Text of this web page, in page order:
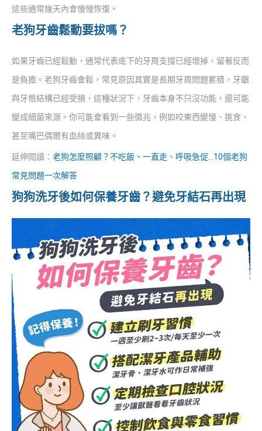
這些通常幾天內會慢慢恢復。
老狗牙齒鬆動要拔嗎？
如果牙齒已經鬆動，通常代表底下的牙周支撐已經壞掉，留著反而
是負擔。老狗牙齒會鬆，常見原因其實是長期牙周問題累積，牙齦
與牙根結構已經受損，這種狀況下，牙齒本身不只沒功能，還可能
變成細菌來源。你可能會看到一些徵兆，例如咬東西變慢、挑食、
甚至嘴巴偶爾有血絲或異味。
延伸閱讀： 老狗怎麼照顧？不吃飯、一直走、呼吸急促…10個老狗
常見問題一次解答
狗狗洗牙後如何保養牙齒？避免牙結石再出現